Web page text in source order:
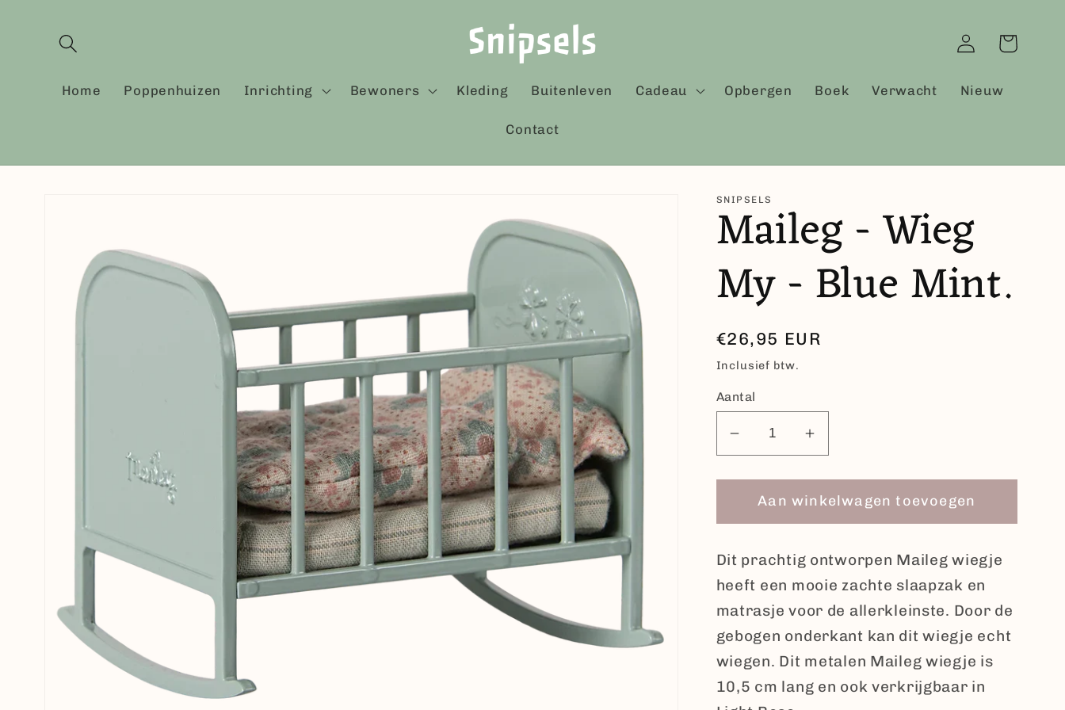
content
Home Poppenhuizen Inrichting Bewoners Kleding Buitenleven Cadeau Opbergen Boek Verwacht Nieuw
Contact
Inloggen
Winkelwagen
SNIPSELS
Maileg - Wieg
My - Blue Mint.
Normale
prijs
€26,95 EUR
Inclusief btw.
Aantal
Aantal
voor
Maileg
-
My
-
Blue
Mint.
Aantal
voor
Maileg
-
My
-
Blue
Mint.
Aan winkelwagen toevoegen
Dit prachtig ontworpen Maileg wiegje
heeft een mooie zachte slaapzak en
matrasje voor de allerkleinste. Door de
gebogen onderkant kan dit wiegje echt
wiegen. Dit metalen Maileg wiegje is
10,5 cm lang en ook verkrijgbaar in